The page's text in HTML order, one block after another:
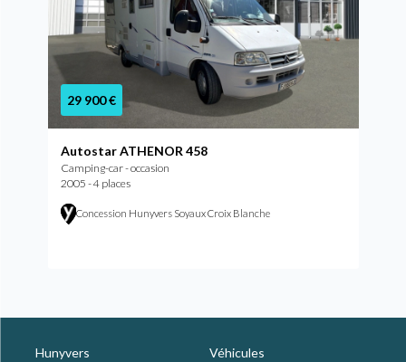
29 900 €
Autostar ATHENOR 458
Camping-car - occasion
2005 - 4 places
Concession Hunyvers Soyaux Croix Blanche
Hunyvers
Véhicules